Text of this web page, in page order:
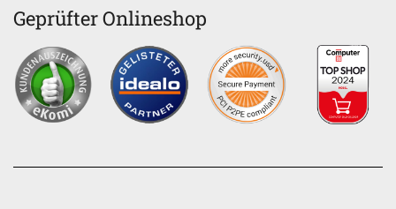
Geprüfter Onlineshop